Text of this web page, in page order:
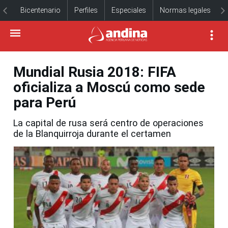
Bicentenario Perfiles Especiales Normas legales
Mundial Rusia 2018: FIFA
oficializa a Moscú como sede
para Perú
La capital de rusa será centro de operaciones
de la Blanquirroja durante el certamen